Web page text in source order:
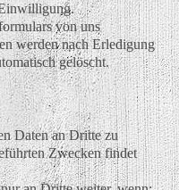
von uns
werden nach Erledigung
gelöscht.
Daten an Dritte zu
Zwecken findet